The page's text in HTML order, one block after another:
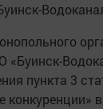
«Буинск-
пункта 3
конкуренции»